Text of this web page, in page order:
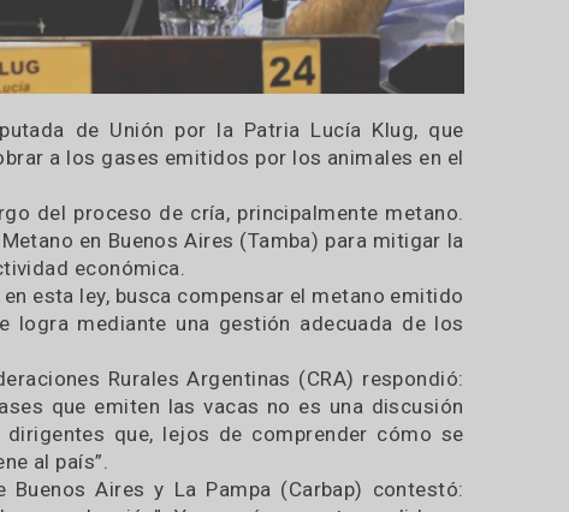
diputada de Unión por la Patria Lucía Klug, que
cobrar a los gases emitidos por los animales en el
largo del proceso de cría, principalmente metano.
el Metano en Buenos Aires (Tamba) para mitigar la
actividad económica.
en esta ley, busca compensar el metano emitido